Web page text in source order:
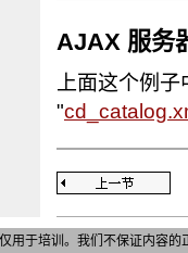
AJAX 服务
上面这个例
"
用于培训。我们不保证内容